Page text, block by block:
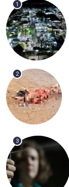
1
2
3